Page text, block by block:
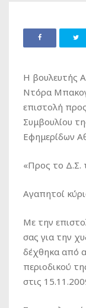
Η βουλευτής
Ντόρα
επιστολή
Συμβουλίου
Εφημερίδων
«Προς το Δ.Σ.
Αγαπητοί
Με την
σας για την
δέχθηκα από
περιοδικού
στις